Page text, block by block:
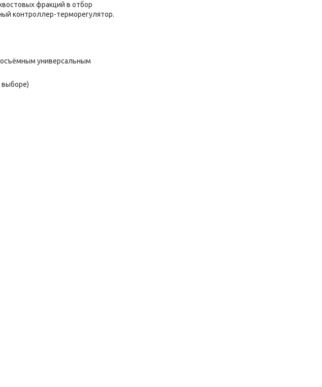
фракций в отбор
контроллер-терморегулятор.
универсальным
выборе)